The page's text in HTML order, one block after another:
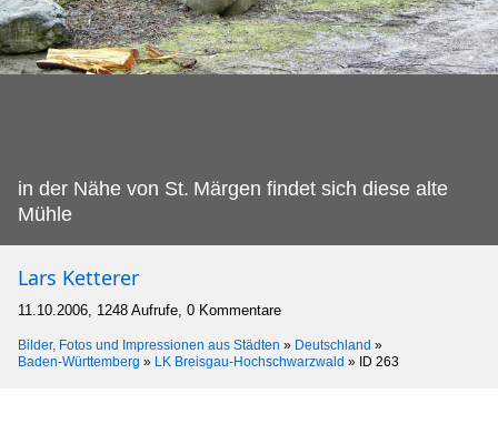
in der Nähe von St. Märgen findet sich diese alte
Mühle
Lars Ketterer
11.10.2006, 1248 Aufrufe, 0 Kommentare
Bilder, Fotos und Impressionen aus Städten » Deutschland »
Baden-Württemberg » LK Breisgau-Hochschwarzwald » ID 263